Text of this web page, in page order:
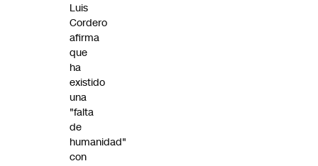
Luis
Cordero
afirma
que
ha
existido
una
"falta
de
humanidad"
con